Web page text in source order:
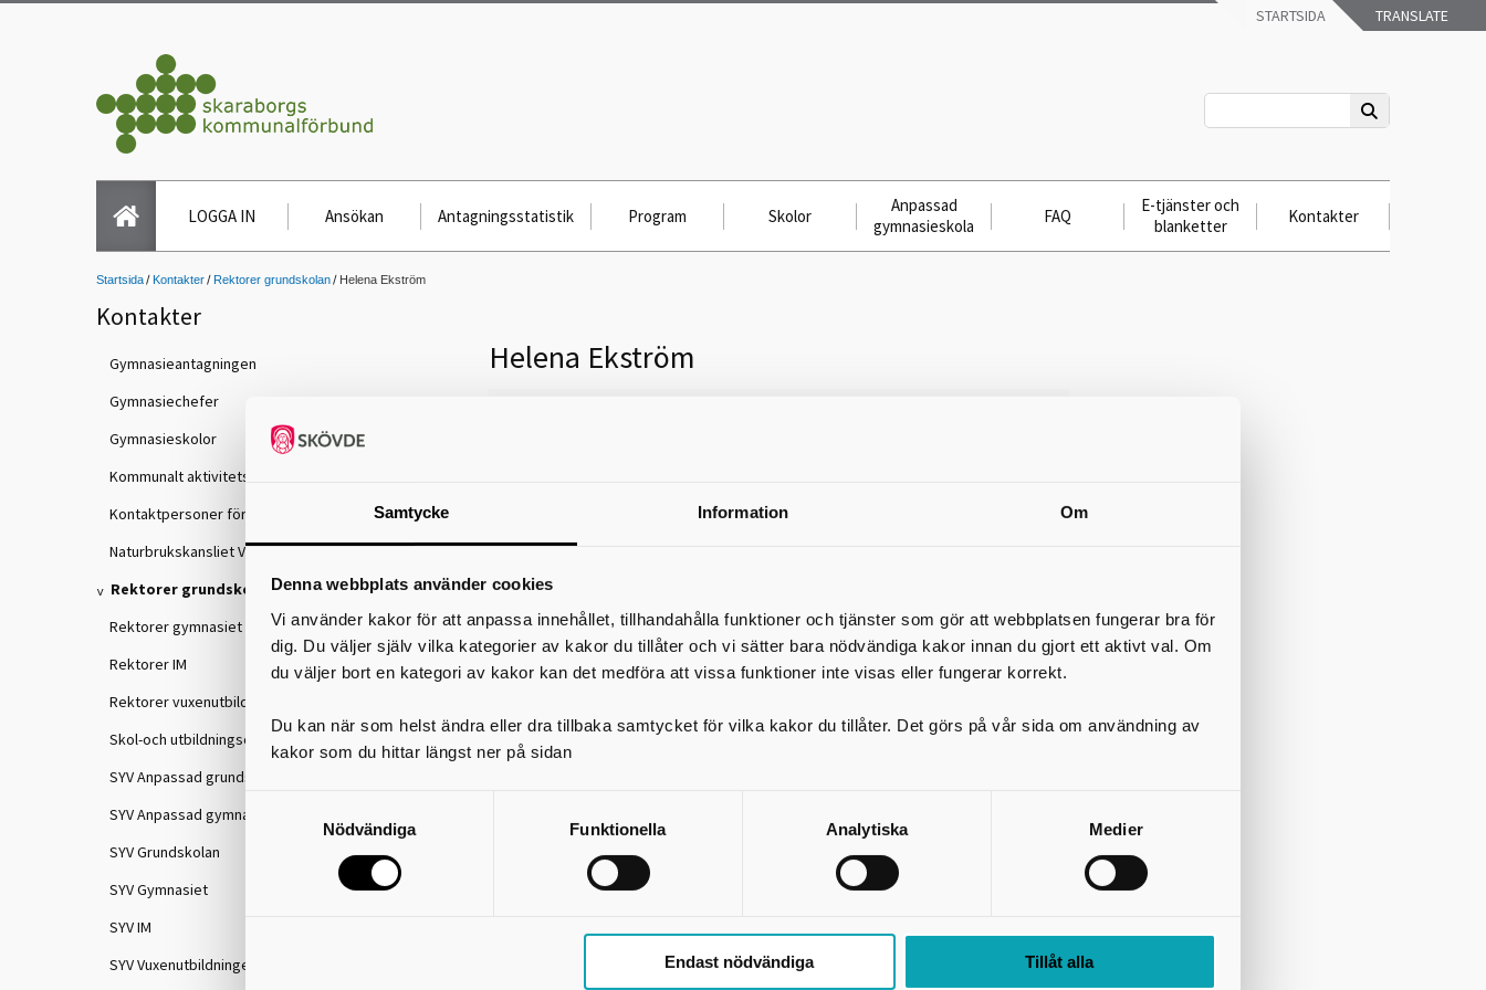
Samtycke Information Om
Denna webbplats använder cookies
Vi använder kakor för att anpassa innehållet, tillhandahålla funktioner och tjänster som gör att webbplatsen fungerar bra för
dig. Du väljer själv vilka kategorier av kakor du tillåter och vi sätter bara nödvändiga kakor innan du gjort ett aktivt val. Om
du väljer bort en kategori av kakor kan det medföra att vissa funktioner inte visas eller fungerar korrekt.
Du kan när som helst ändra eller dra tillbaka samtycket för vilka kakor du tillåter. Det görs på vår sida om användning av
kakor som du hittar längst ner på sidan
Nödvändiga Funktionella Analytiska Medier
Endast nödvändiga Tillåt alla
STARTSIDA TRANSLATE
LOGGA IN Ansökan Antagningsstatistik Program Skolor
Anpassad
gymnasieskola
FAQ
E-tjänster och
blanketter
Kontakter
Startsida Kontakter Rektorer grundskolan Helena Ekström
Kontakter
Gymnasieantagningen
Gymnasiechefer
Gymnasieskolor
Kommunalt aktivitetsansvar (KAA)
Kontaktpersoner för IKE
Naturbrukskansliet VGR
Rektorer grundskolan
Rektorer gymnasiet
Rektorer IM
Rektorer vuxenutbildningen
Skol-och utbildningschefer
SYV Anpassad grundskola
SYV Anpassad gymnasieskola
SYV Grundskolan
SYV Gymnasiet
SYV IM
SYV Vuxenutbildningen
Helena Ekström
Telefon
*Ämne
*Meddelande